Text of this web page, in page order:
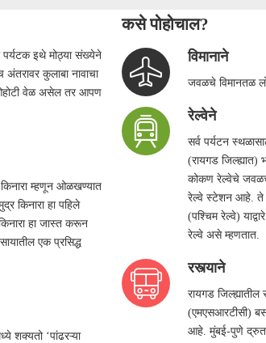
पर्यटक इथे मोठ्या संख्येने
कुलाबा नावाचा
ओहोटी वेळ असेल तर आपण
किनारा म्हणून ओळखण्यात
किनारा हा पहिले
हा जास्त करून
एक प्रसिद्ध
शक्यतो ‘पांढरऱ्या
कसे पोहोचाल?
विमानाने
जवळचे विमानतळ
रेल्वेने
सर्व पर्यटन
(रायगड जिल्ह्यात)
कोकण रेल्वेचे जवळचे
रेल्वे स्टेशन आहे. ते
(पश्चिम रेल्वे)
रेल्वे असे म्हणतात.
रस्त्याने
रायगड
(एमएसआरटीसी)
आहे. मुंबई-पुणे